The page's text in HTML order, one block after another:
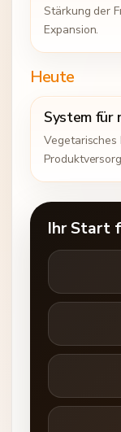
Stärkung der
Expansion.
Heute
System für
Vegetarisches
Ihr Start